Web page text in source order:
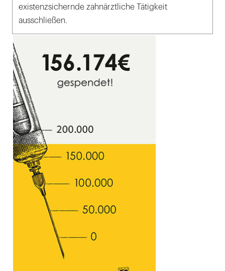
existenzsichernde zahnärztliche Tätigkeit
ausschließen.